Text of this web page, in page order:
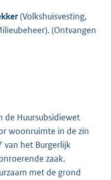
(Volkshuisvesting,
(Ontvangen
de Huursubsidiewet
woonruimte in de zin
van het Burgerlijk
zaak.
met de grond